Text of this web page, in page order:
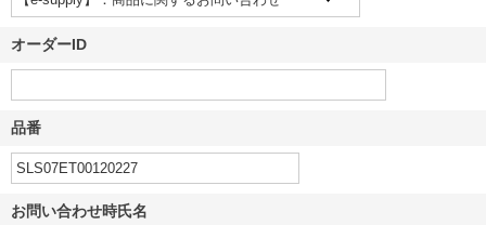
オーダーID
品番
お問い合わせ時氏名